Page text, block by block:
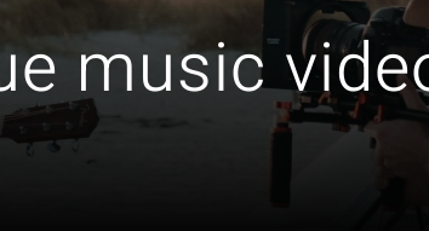
music